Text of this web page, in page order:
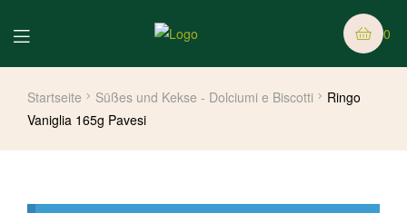
0
Startseite Süßes und Kekse - Dolciumi e Biscotti
Ringo
Vaniglia 165g Pavesi